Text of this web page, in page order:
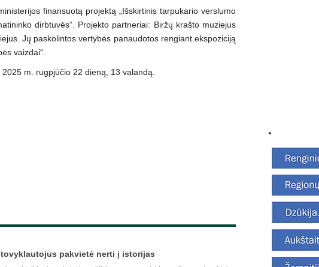
finansuotą projektą „Išskirtinis tarpukario verslumo
dirbtuvės“. Projekto partneriai: Biržų krašto muziejus
Jų paskolintos vertybės panaudotos rengiant ekspoziciją
vaizdai“.
m. rugpjūčio 22 dieną, 13 valandą.
pakvietė nerti į istorijas